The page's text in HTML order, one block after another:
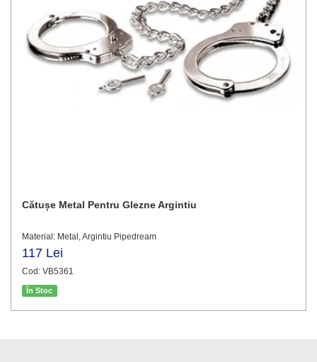
Cătușe Metal Pentru Glezne Argintiu
Material: Metal, Argintiu Pipedream
117 Lei
Cod: VB5361
În Stoc